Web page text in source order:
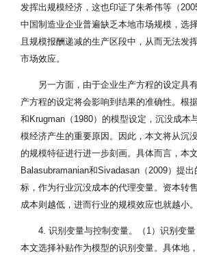
发挥出规模经济，这也印证了朱希伟等（
中国制造业企业普遍缺乏本地市场规模，选
且规模报酬递减的生产区段中，从而无法发
市场效应。
另一方面，由于企业生产方程的设定具
产方程的设定将会影响到结果的准确性。根
和Krugman（1980）的模型设定，沉没成本
模经济产生的重要原因。因此，本文将从沉
的规模特征进行进一步刻画。具体而言，本
Balasubramanian和Sivadasan（2009）提
标，作为行业沉没成本的代理变量。资本转
成本则越低，进而行业的规模效应也就越小。
4. 识别变量与控制变量。（1）识别变量
本文选择补贴作为模型的识别变量。具体地